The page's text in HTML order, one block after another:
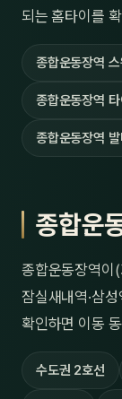
되는 홈타이를
종합운동장역 스
종합운동장역 타
종합운동장역 발
종합운
종합운동장역이
잠실새내역·삼성
확인하면 이동
수도권 2호선